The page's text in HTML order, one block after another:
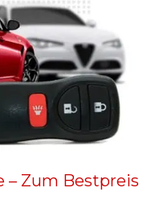
– Zum Bestpreis